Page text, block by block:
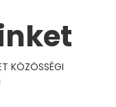
KÖZÖSSÉGI